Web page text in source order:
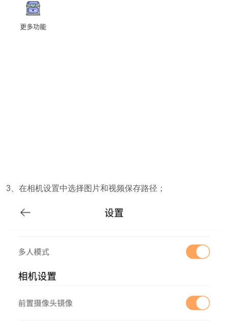
3、在相机设置中选择图片和视频保存路径；